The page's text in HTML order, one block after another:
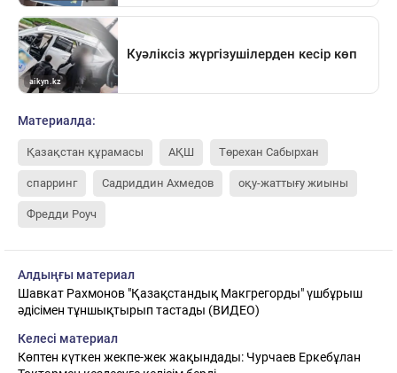
Материалда:
Қазақстан құрамасы АҚШ Төрехан Сабырхан
спарринг Садриддин Ахмедов оқу-жаттығу жиыны
Фредди Роуч
Алдыңғы материал
Шавкат Рахмонов "Қазақстандық Макгрегорды" үшбұрыш
әдісімен тұншықтырып тастады (ВИДЕО)
Келесі материал
Көптен күткен жекпе-жек жақындады: Чурчаев Еркебұлан